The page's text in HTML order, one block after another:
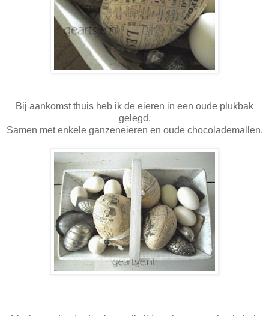
Bij aankomst thuis heb ik de eieren in een oude plukbak
gelegd.
Samen met enkele ganzeneieren en oude chocolademallen.